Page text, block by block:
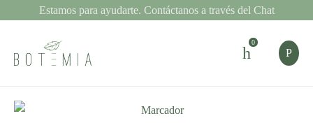
Estamos para ayudarte. Contáctanos a través del Chat
0
Aceite